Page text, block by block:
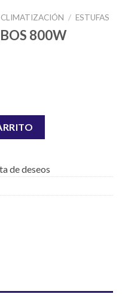
CLIMATIZACIÓN / ESTUFAS
800W
de deseos